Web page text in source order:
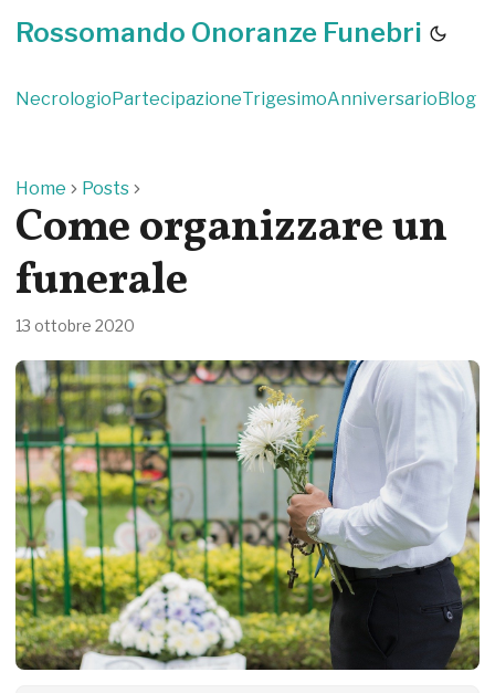
Rossomando Onoranze Funebri
NecrologioPartecipazioneTrigesimoAnniversarioBlog
Home Posts
Come organizzare un
funerale
13 ottobre 2020